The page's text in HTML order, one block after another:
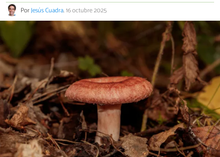
PorJesús Cuadra.16 octubre 2025